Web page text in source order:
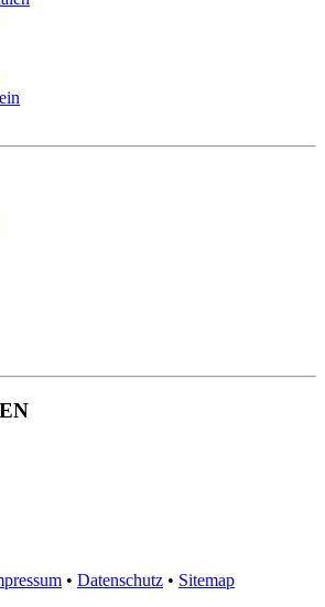
• Datenschutz • Sitemap